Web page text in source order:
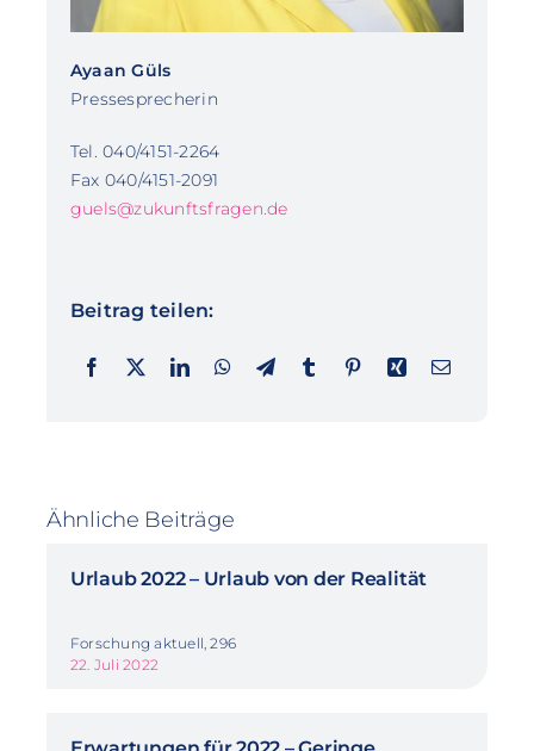
Ayaan Güls
Pressesprecherin
Tel. 040/4151-2264
Fax 040/4151-2091
guels@zukunftsfragen.de
Beitrag teilen:
Ähnliche Beiträge
Urlaub 2022 – Urlaub von der Realität
Forschung aktuell, 296
22. Juli 2022